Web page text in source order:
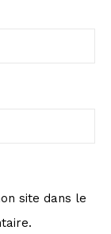
site dans le